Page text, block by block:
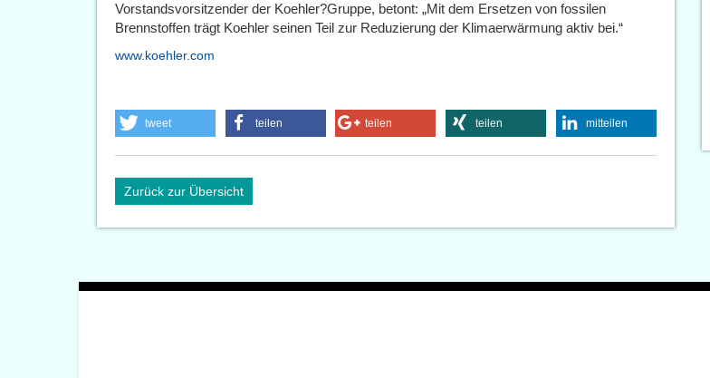
Vorstandsvorsitzender der Koehler?Gruppe, betont: „Mit dem Ersetzen von fossilen
Brennstoffen trägt Koehler seinen Teil zur Reduzierung der Klimaerwärmung aktiv bei.“
www.koehler.com
tweet teilen teilen teilen mitteilen
Zurück zur Übersicht